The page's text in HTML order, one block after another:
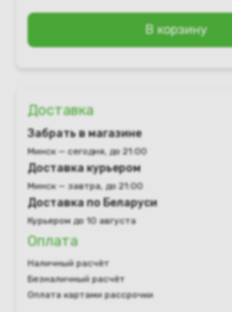
В корзину
Доставка
Забрать в магазине
Минск — сегодня, до 21:00
Доставка курьером
Минск — завтра, до 21:00
Доставка по Беларуси
Курьером до 10 августа
Оплата
Наличный расчёт
Безналичный расчёт
Оплата картами рассрочки